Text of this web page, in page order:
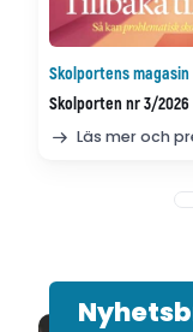
Skolportens magasin
Skolporten nr 3/2026
Läs mer och